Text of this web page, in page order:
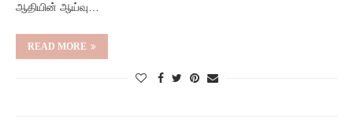
ஆதியின் ஆய்வு…
READ MORE